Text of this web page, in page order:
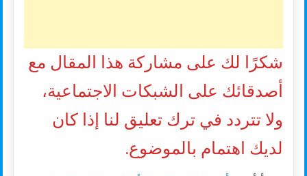
شكرًا لك على مشاركة هذا المقال مع
أصدقائك على الشبكات الاجتماعية،
ولا تتردد في ترك تعليق لنا إذا كان
لديك اهتمام بالموضوع.